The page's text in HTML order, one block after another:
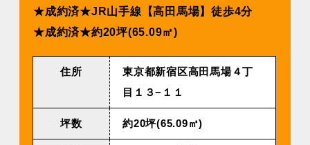
★成約済★JR⼭⼿線【⾼⽥⾺場】徒歩4分
★成約済★約20坪(65.09㎡)
住所
東京都新宿区高田馬場４丁
目１３−１１
坪数 約20坪(65.09㎡)